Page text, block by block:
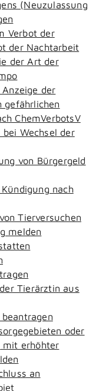
(Neuzulassung
Verbot der
der Nachtarbeit
der Art der
der
gefährlichen
ChemVerbotsV
Wechsel der
von Bürgergeld
nach
Tierversuchen
melden
Tierärztin aus
oder
mit erhöhter
an